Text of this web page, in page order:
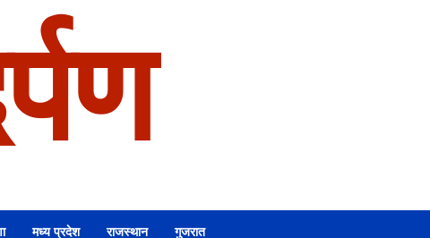
मध्य प्रदेश राजस्थान गुजरात